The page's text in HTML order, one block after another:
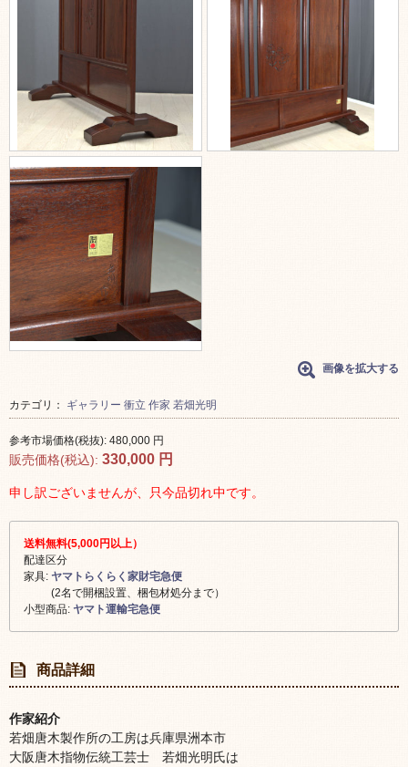
画像を拡大する
カテゴリ： ギャラリー 衝立 作家 若畑光明
参考市場価格(税抜): 480,000 円
販売価格(税込): 330,000 円
申し訳ございませんが、只今品切れ中です。
送料無料(5,000円以上）
配達区分
家具: ヤマトらくらく家財宅急便
(2名で開梱設置、梱包材処分まで）
小型商品: ヤマト運輸宅急便
商品詳細
作家紹介
若畑唐木製作所の工房は兵庫県洲本市
大阪唐木指物伝統工芸士 若畑光明氏は